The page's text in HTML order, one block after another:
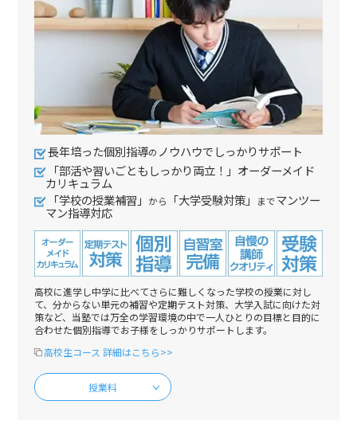
長年培った個別指導の ノウハウでしっかりサポート
「部活や習いごともしっかり両立！」オーダーメイド
カリキュラム
「学校の授業補習」
から 「大学受験対策」 までマンツー
マン指導対応
高校に進学し中学に比べてさらに難しくなった学校の授業に対し
て、分からない単元の補習や定期テスト対策、大学入試に向けた対
策など、当塾では万全の学習環境の中で一人ひとりの目標と目的に
合わせた個別指導でお子様をしっかりサポートします。
高校生コース 詳細はこちら>>
授業料